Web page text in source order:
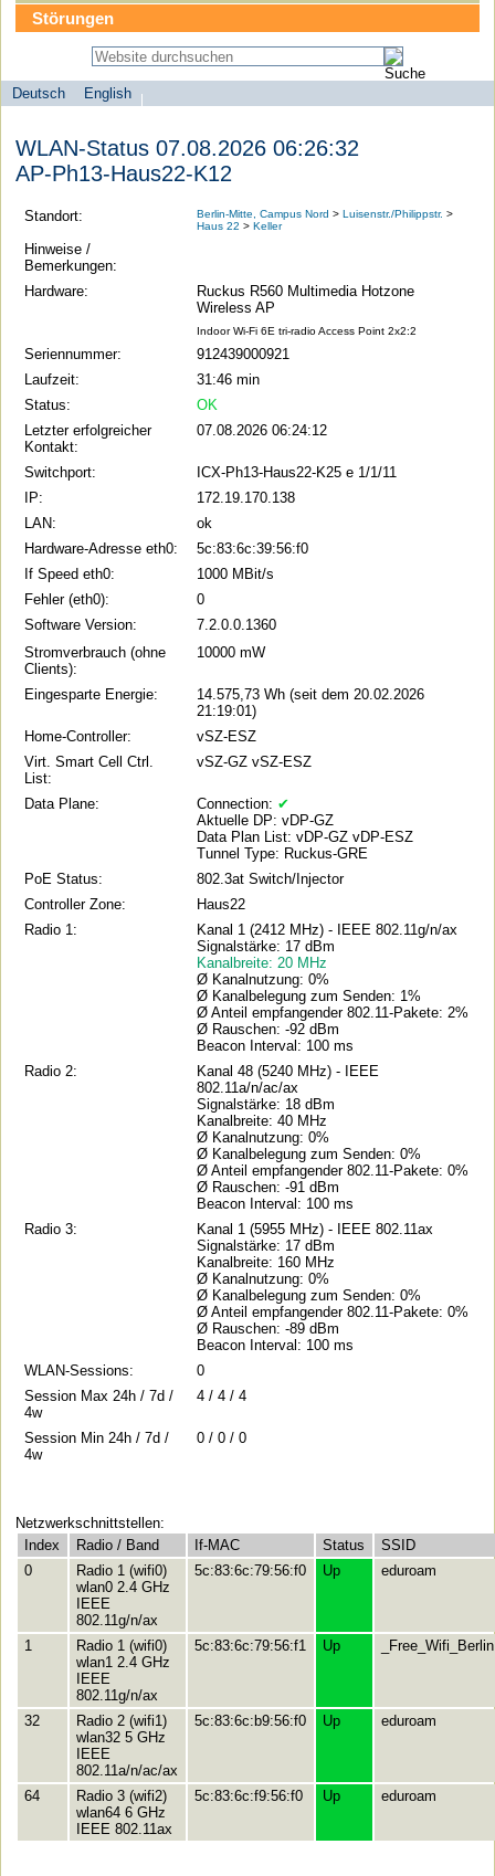
Störungen
Sprachauswahl
Deutsch
English
search-menu
Universität
zu
Berlin
Computer-
und
WLAN-Status 07.08.2026 06:26:32
AP-Ph13-Haus22-K12
Standort: Berlin-Mitte, Campus Nord >Luisenstr./Philippstr. >
Haus 22 >Keller
Hinweise /
Bemerkungen:
Hardware:
Ruckus R560 Multimedia Hotzone
Wireless AP
Indoor Wi-Fi 6E tri-radio Access Point 2x2:2
Seriennummer:
912439000921
Laufzeit:
31:46 min
Status:
OK
Letzter erfolgreicher
Kontakt:
07.08.2026 06:24:12
Switchport:
ICX-Ph13-Haus22-K25 e 1/1/11
IP:
172.19.170.138
LAN:
ok
Hardware-Adresse eth0:
5c:83:6c:39:56:f0
If Speed eth0:
1000 MBit/s
Fehler (eth0):
0
Software Version:
7.2.0.0.1360
Stromverbrauch (ohne
Clients):
10000 mW
Eingesparte Energie:
14.575,73 Wh (seit dem 20.02.2026
21:19:01)
Home-Controller:
vSZ-ESZ
Virt. Smart Cell Ctrl.
List:
vSZ-GZ vSZ-ESZ
Data Plane: Connection: ✔
Aktuelle DP: vDP-GZ
Data Plan List: vDP-GZ vDP-ESZ
Tunnel Type: Ruckus-GRE
PoE Status:
802.3at Switch/Injector
Controller Zone:
Haus22
Radio 1:
Kanal 1 (2412 MHz) - IEEE 802.11g/n/ax
Signalstärke: 17 dBm
Kanalbreite: 20 MHz
Ø Kanalnutzung: 0%
Ø Kanalbelegung zum Senden: 1%
Ø Anteil empfangender 802.11-Pakete: 2%
Ø Rauschen: -92 dBm
Beacon Interval: 100 ms
Radio 2:
Kanal 48 (5240 MHz) - IEEE
802.11a/n/ac/ax
Signalstärke: 18 dBm
Kanalbreite: 40 MHz
Ø Kanalnutzung: 0%
Ø Kanalbelegung zum Senden: 0%
Ø Anteil empfangender 802.11-Pakete: 0%
Ø Rauschen: -91 dBm
Beacon Interval: 100 ms
Radio 3:
Kanal 1 (5955 MHz) - IEEE 802.11ax
Signalstärke: 17 dBm
Kanalbreite: 160 MHz
Ø Kanalnutzung: 0%
Ø Kanalbelegung zum Senden: 0%
Ø Anteil empfangender 802.11-Pakete: 0%
Ø Rauschen: -89 dBm
Beacon Interval: 100 ms
WLAN-Sessions:
0
Session Max 24h / 7d /
4w
4 / 4 / 4
Session Min 24h / 7d /
4w
0 / 0 / 0
Netzwerkschnittstellen:
Index
Radio / Band If-MAC Status
SSID
0
Radio 1 (wifi0)
wlan0 2.4 GHz
IEEE
802.11g/n/ax
5c:83:6c:79:56:f0 Up eduroam
1
Radio 1 (wifi0)
wlan1 2.4 GHz
IEEE
802.11g/n/ax
5c:83:6c:79:56:f1 Up _Free_Wifi_Berlin
32
Radio 2 (wifi1)
wlan32 5 GHz
IEEE
802.11a/n/ac/ax
5c:83:6c:b9:56:f0 Up eduroam
64
Radio 3 (wifi2)
wlan64 6 GHz
IEEE 802.11ax
5c:83:6c:f9:56:f0 Up eduroam